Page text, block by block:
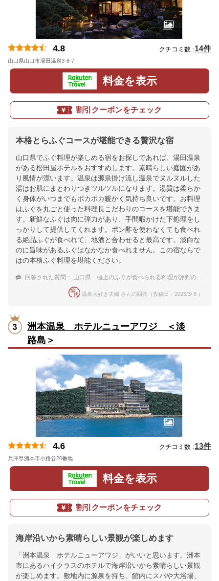
4.8 クチコミ数 :14件
山口県山口市湯田温泉3-6-7
料金を表示
割引クーポンをチェック
本格とらふぐコースが堪能できる贅沢な宿
山口県でふぐ料理が楽しめる宿をお探しであれば、湯田温泉
がある松田屋ホテルをおすすめします。素晴らしい庭園があ
り風情が漂います。温泉は源泉掛け流し温泉でヌルヌルした
湯はお肌にまとわりつきツルツルになります。湯質は柔らか
く身体がいつまでもポカポカ暖かく気持ち良いです。お料理
はふぐを丸ごと使った料理長こだわりのコースを堪能できま
す。新鮮なふぐは肉に弾力があり、手間暇かけた下処理をし
っかりして提供してくれます。ポン酢を使わなくても食べれ
る絶品ふぐが食べれて、地酒と合わせると最高です。淡白な
のに旨味があるふぐはなかなか食べれません。この宿ならで
はの本格ふぐ料理を堪能ください。
回答された質問： 山口県 極上のふぐが食べられる料理が評判の温泉旅館
温泉大好き夫婦 さんの回答（投稿日：2025/3/ 8 ）
洲本温泉 ホテルニューアワジ ＜淡
路島＞
4.6 クチコミ数 :13件
兵庫県洲本市小路谷20番地
料金を表示
割引クーポンをチェック
海岸沿いから素晴らしい景観が楽しめます
「洲本温泉 ホテルニューアワジ」がいいと思います。洲本
市にあるハイクラスのホテルで海岸沿いから素晴らしい景観
が楽しめます。敷地内に源泉を持ち、館内にスパや大浴場、